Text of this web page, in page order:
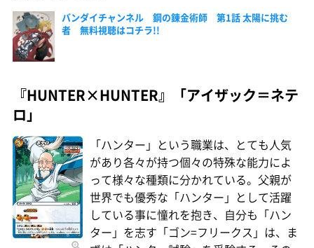
バンダイチャンネル 鋼の錬金術師 第1話 太陽に挑む
者 無料視聴はコチラ!!
『HUNTER×HUNTER』「アイザック＝ネテ
ロ」
「ハンター」という職業は、とても人気
があり各々が持つ個々の特殊な能力によ
って様々な種類に分かれている。父親が
世界でも優秀な「ハンター」として活躍
している事に憧れを抱き、自分も「ハン
ター」を志す「ゴン=フリークス」は、ま